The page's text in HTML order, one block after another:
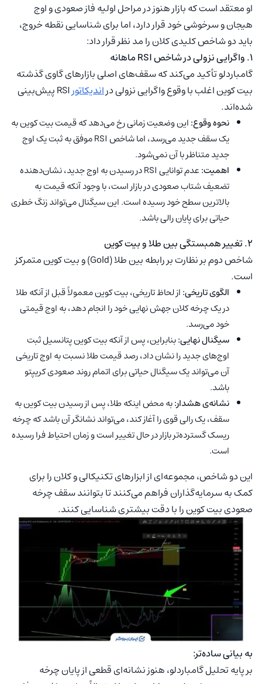
او معتقد است که بازار هنوز در مراحل اولیه فاز صعودی و اوج
هیجان و سرخوشی خود قرار دارد، اما برای شناسایی نقطه خروج،
باید دو شاخص کلیدی کلان را مد نظر قرار داد:
۱. واگرایی نزولی در شاخص RSI ماهانه
گامباردلو تأکید می‌کند که سقف‌های اصلی بازارهای گاوی گذشته
بیت کوین اغلب با وقوع واگرایی نزولی دراندیکاتور
RSI پیش‌بینی
شده‌اند.
نحوه وقوع:این وضعیت زمانی رخ می‌دهد که قیمت بیت کوین به
یک سقف جدید می‌رسد، اما شاخص RSI موفق به ثبت یک اوج
جدید متناظر با آن نمی‌شود.
اهمیت:
عدم توانایی RSI در رسیدن به اوج جدید، نشان‌دهنده
تضعیف شتاب صعودی در بازار است، با وجود آنکه قیمت به
بالاترین سطح خود رسیده است. این سیگنال می‌تواند زنگ خطری
حیاتی برای پایان رالی باشد.
۲. تغییر همبستگی بین طلا و بیت کوین
شاخص دوم بر نظارت بر رابطه بین طلا (Gold) و بیت کوین متمرکز
است.
الگوی تاریخی:از لحاظ تاریخی، بیت کوین معمولاً قبل از آنکه طلا
در یک چرخه کلان جهش نهایی خود را انجام دهد، به اوج قیمتی
خود می‌رسد.
سیگنال نهایی:بنابراین، پس از آنکه بیت کوین پتانسیل ثبت
اوج‌های جدید را نشان داد، رصد قیمت طلا نسبت به اوج تاریخی
آن می‌تواند یک سیگنال حیاتی برای اتمام روند صعودی کریپتو
باشد.
نشانه‌ی هشدار:به محض اینکه طلا، پس از رسیدن بیت کوین به
سقف، یک رالی قوی را آغاز کند، می‌تواند نشانگر آن باشد که چرخه
ریسک گسترده‌تر بازار در حال تغییر است و زمان احتیاط فرا رسیده
است.
این دو شاخص، مجموعه‌ای از ابزارهای تکنیکالی و کلان را برای
کمک به سرمایه‌گذاران فراهم می‌کنند تا بتوانند سقف چرخه
صعودی بیت کوین را با دقت بیشتری شناسایی کنند.
به بیانی ساده‌تر:
بر پایه تحلیل گامباردلو، هنوز نشانه‌ای قطعی از پایان چرخه